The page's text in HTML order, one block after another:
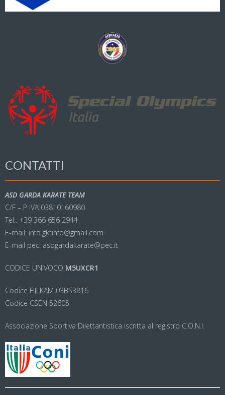
CONTATTI
ASD GARDA KARATE TEAM
C/F – P IVA 03810160980
Tel.: +39 366 656 2944
E-mail: info.gktinfo@gmail.com
E-mail pec: asdgardakarate@pec.it
CODICE UNIVOCO M5UXCR1
Codice FIJLKAM 03BS3816
Codice CSEN 52605
Associazione Sportiva Dilettantistica iscritta al registro C.O.N.I.